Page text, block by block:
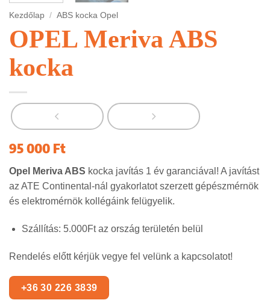
Kezdőlap / ABS kocka Opel
OPEL Meriva ABS
kocka
95 000 Ft
Opel Meriva ABS kocka javítás 1 év garanciával! A javítást
az ATE Continental-nál gyakorlatot szerzett gépészmérnök
és elektromérnök kollégáink felügyelik.
Szállítás: 5.000Ft az ország területén belül
Rendelés előtt kérjük vegye fel velünk a kapcsolatot!